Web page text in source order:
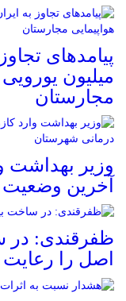
میلیون
مجارستان
وزیر بهداشت
آخرین
ظفرقندی: در
اصل را رعایت